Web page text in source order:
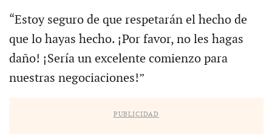
“Estoy seguro de que respetarán el hecho de
que lo hayas hecho. ¡Por favor, no les hagas
daño! ¡Sería un excelente comienzo para
nuestras negociaciones!”
PUBLICIDAD